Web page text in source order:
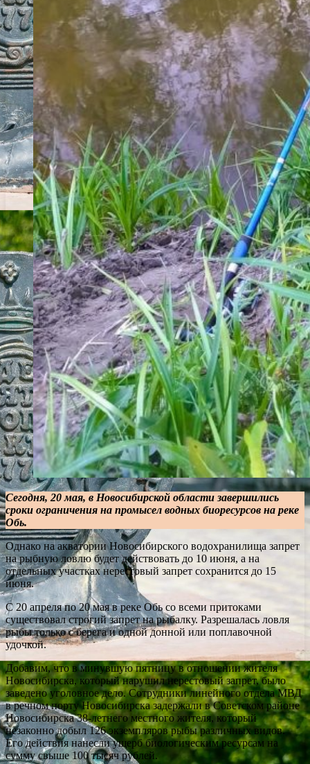
Сегодня, 20 мая, в Новосибирской области завершились
сроки ограничения на промысел водных биоресурсов на реке
Обь.
Однако на акватории Новосибирского водохранилища запрет
на рыбную ловлю будет действовать до 10 июня, а на
отдельных участках нерестовый запрет сохранится до 15
июня.
С 20 апреля по 20 мая в реке Обь со всеми притоками
существовал строгий запрет на рыбалку. Разрешалась ловля
рыбы только с берега и одной донной или поплавочной
удочкой.
Добавим, что в минувшую пятницу в отношении жителя
Новосибирска, который нарушил нерестовый запрет, было
заведено уголовное дело. Сотрудники линейного отдела МВД
в речном порту Новосибирска задержали в Советском районе
Новосибирска 38-летнего местного жителя, который
незаконно добыл 126 экземпляров рыбы различных видов.
Его действия нанесли ущерб биологическим ресурсам на
сумму свыше 100 тысяч рублей.